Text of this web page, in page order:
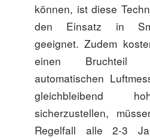
können, ist diese
den Einsatz in
geeignet. Zudem
einen Bruchteil
automatischen
gleichbleibend
sicherzustellen,
Regelfall alle 2-3